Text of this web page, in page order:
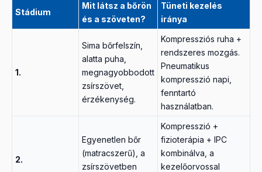
Stádium
Mit látsz a bőrön
és a szöveten?
Tüneti kezelés
iránya
1.
Sima bőrfelszín,
alatta puha,
megnagyobbodott
zsírszövet,
érzékenység.
Kompressziós ruha +
rendszeres mozgás.
Pneumatikus
kompresszió napi,
fenntartó
használatban.
2.
Egyenetlen bőr
(matracszerű), a
zsírszövetben
Kompresszió +
fizioterápia + IPC
kombinálva, a
kezelőorvossal